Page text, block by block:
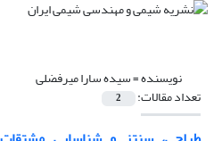
نویسنده =سیده سارا میرفضلی
تعداد مقالات: 2